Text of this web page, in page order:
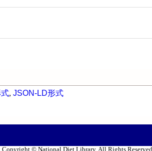
, JSON-LD形式